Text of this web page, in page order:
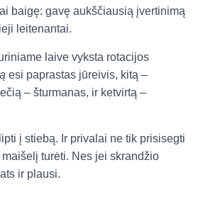
baigę: gavę aukščiausią įvertinimą
leitenantai.
laive vyksta rotacijos
esi paprastas jūreivis, kitą –
– šturmanas, ir ketvirtą –
į stiebą. Ir privalai ne tik prisisegti
turėti. Nes jei skrandžio
ir plausi.